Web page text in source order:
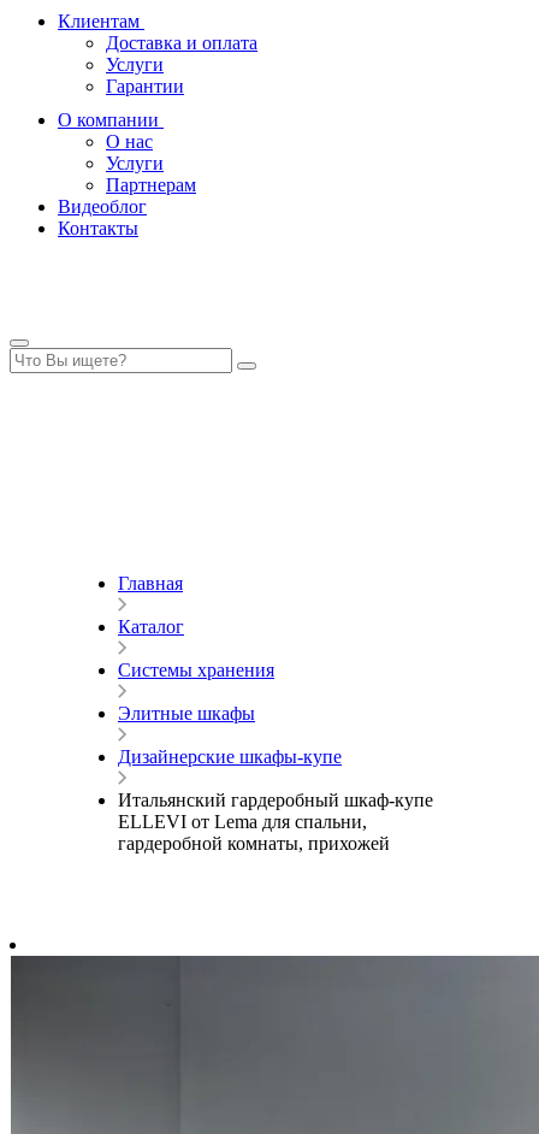
Клиентам
Доставка и оплата
Услуги
Гарантии
О компании
О нас
Услуги
Партнерам
Видеоблог
Контакты
Главная
Каталог
Системы хранения
Элитные шкафы
Дизайнерские шкафы-купе
Итальянский гардеробный шкаф-купе
ELLEVI от Lema для спальни,
гардеробной комнаты, прихожей